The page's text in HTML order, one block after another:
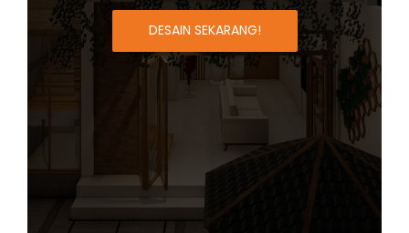
DESAIN SEKARANG!